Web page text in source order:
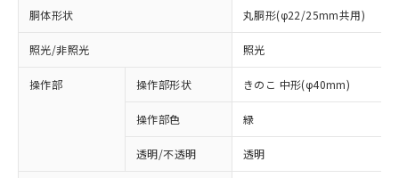
胴体形状 丸胴形(φ22/25mm共用)
照光/非照光 照光
操作部 操作部形状 きのこ 中形(φ40mm)
操作部色 緑
透明/不透明 透明